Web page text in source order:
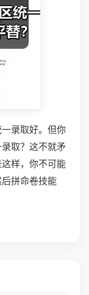
录取好。但你
取？这不就矛
样，你不可能
拼命卷技能